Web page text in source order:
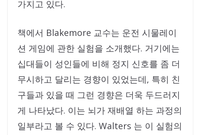
가지고 있다.
책에서 Blakemore 교수는 운전 시물레이
션 게임에 관한 실험을 소개했다. 거기에는
십대들이 성인들에 비해 정지 신호를 좀 더
무시하고 달리는 경향이 있었는데, 특히 친
구들과 있을 때 그런 경향은 더욱 두드러지
게 나타났다. 이는 뇌가 재배열 하는 과정의
일부라고 볼 수 있다. Walters 는 이 실험의